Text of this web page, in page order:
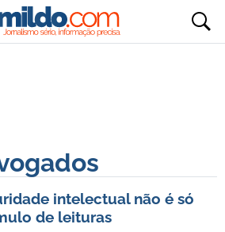
intelectual não é só
de leituras